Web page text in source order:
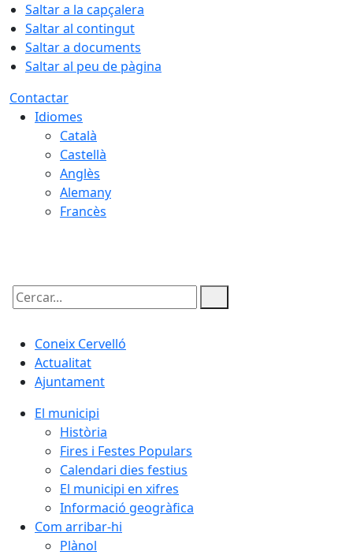
Saltar a la capçalera
Saltar al contingut
Saltar a documents
Saltar al peu de pàgina
Contactar
Idiomes
Català
Castellà
Anglès
Alemany
Francès
Cercar:
Coneix Cervelló
Actualitat
Ajuntament
El municipi
Història
Fires i Festes Populars
Calendari dies festius
El municipi en xifres
Informació geogràfica
Com arribar-hi
Plànol